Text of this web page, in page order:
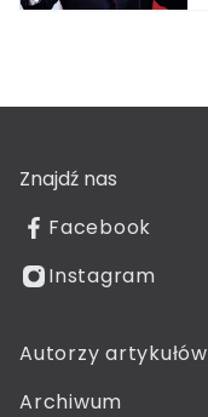
Znajdź nas
Facebook
Instagram
Autorzy artykułów
Archiwum